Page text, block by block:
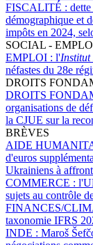
FISCALITÉ :
démographique et
impôts en 2024,
SOCIAL -
EMPLOI : l'Institut
néfastes du 28e
DROITS
DROITS
organisations de
la CJUE sur la
BRÈVES
AIDE
d'euros
Ukrainiens à
COMMERCE :
sujets au contrôle
FINANCES/
taxonomie IFRS
INDE : Maroš